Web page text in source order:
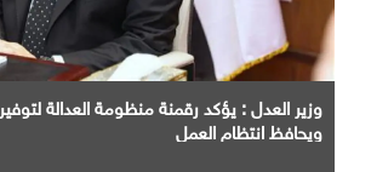
وزير العدل : يؤكد رقمنة منظومة العدالة
ويحافظ انتظام العمل